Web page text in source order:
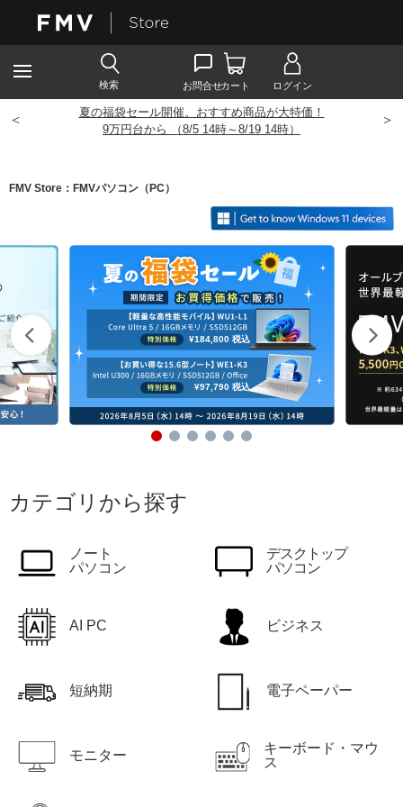
夏の福袋セール開催。おすすめ商品が大特価！
9万円台から （8/5 14時～8/19 14時）
< >
FMV Store：FMVパソコン（PC）
¥184,800 税込
¥97,790 税込
カテゴリから探す
ノート
パソコン
デスクトップ
パソコン
AI PC ビジネス
短納期 電子ペーパー
モニター
キーボード・マウ
ス